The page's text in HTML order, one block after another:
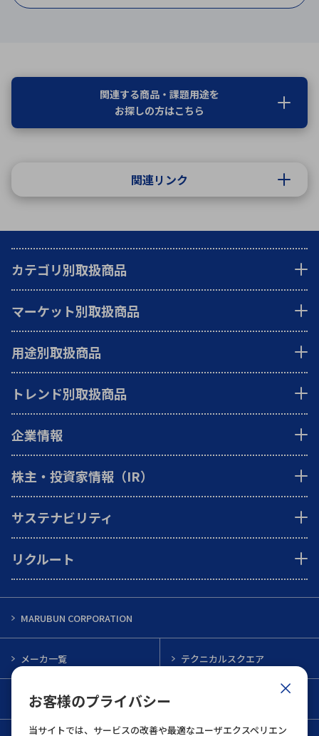
お客様のプライバシー
当サイトでは、サービスの改善や最適なユーザエクスペリエン
関連する商品・課題用途を
お探しの方はこちら
関連リンク
カテゴリ別取扱商品
マーケット別取扱商品
用途別取扱商品
トレンド別取扱商品
企業情報
株主・投資家情報（IR）
サステナビリティ
リクルート
MARUBUN CORPORATION
メーカ一覧 テクニカルスクエア
インフォメーション